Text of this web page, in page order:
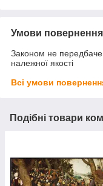
Умови повернення
Законом не
належної якості
Всі умови
Подібні товари